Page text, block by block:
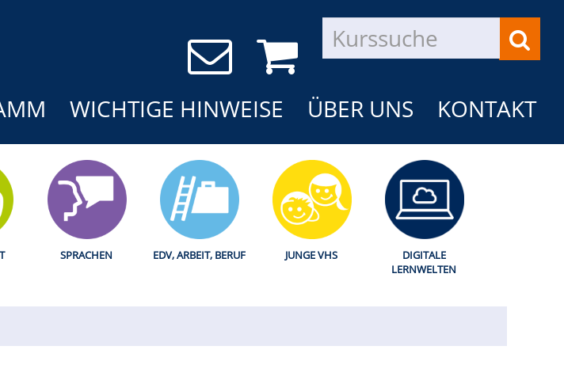
WICHTIGE HINWEISE ÜBER UNS KONTAKT
SPRACHEN EDV, ARBEIT, BERUF JUNGE VHS
DIGITALE
LERNWELTEN